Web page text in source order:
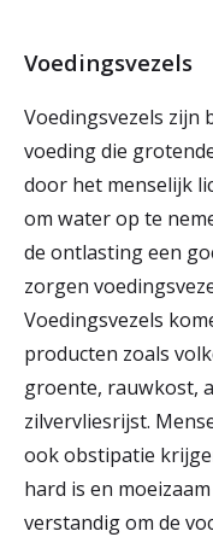
Voedingsvezels
Voedingsvezels zijn
voeding die
door het menselijk
om water op te
de ontlasting een
zorgen
Voedingsvezels
producten zoals
groente, rauwkost,
zilvervliesrijst.
ook obstipatie
hard is en
verstandig om de